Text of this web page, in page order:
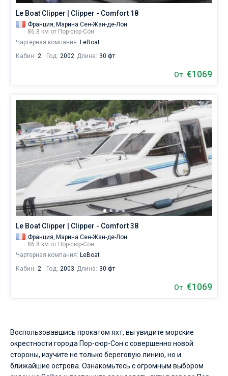
Le Boat Clipper | Clipper - Comfort 18
Франция, Марина Сен-Жан-де-Лон
86.8 км от Пор-сюр-Сон
Чартерная компания: LeBoat
Кабин: 2 Год: 2002 Длина: 30 фт
От €1069
Le Boat Clipper | Clipper - Comfort 38
Франция, Марина Сен-Жан-де-Лон
86.8 км от Пор-сюр-Сон
Чартерная компания: LeBoat
Кабин: 2 Год: 2003 Длина: 30 фт
От €1069
Воспользовавшись прокатом яхт, вы увидите морские
окрестности города Пор-сюр-Сон с совершенно новой
стороны, изучите не только береговую линию, но и
ближайшие острова. Ознакомьтесь с огромным выбором